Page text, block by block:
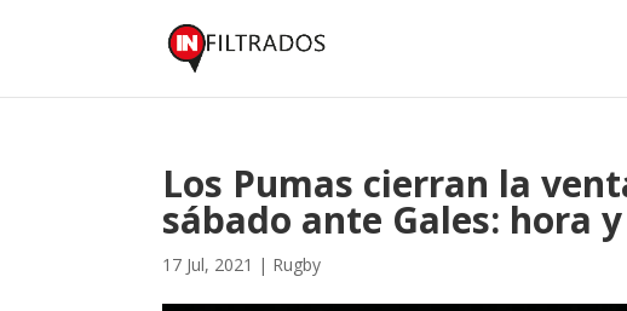
Los Pumas cierran la
sábado ante Gales: hora
17 Jul, 2021 | Rugby